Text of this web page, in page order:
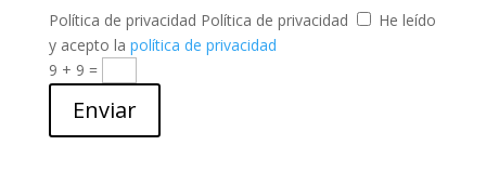
Política de privacidad Política de privacidad
He leído
y acepto la política de privacidad
9 + 9 =
Enviar